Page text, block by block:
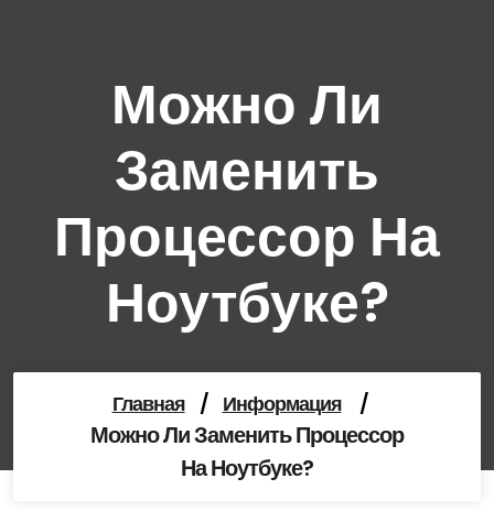
Можно Ли
Заменить
Процессор На
Ноутбуке?
Главная / Информация /
Можно Ли Заменить Процессор
На Ноутбуке?